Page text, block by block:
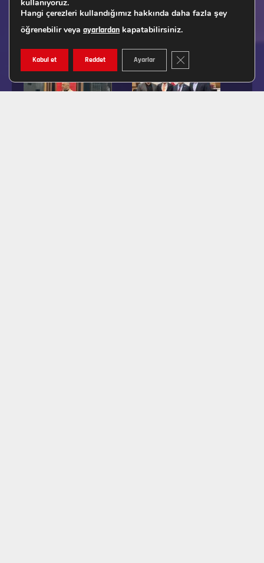
kullanıyoruz.
Hangi çerezleri kullandığımız hakkında daha fazla şey
öğrenebilir veya ayarlardan kapatabilirsiniz.
Kabul et Reddet Ayarlar GDPR ÇEREZ ŞERIDINI